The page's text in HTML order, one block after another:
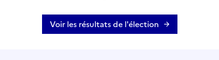
Voir les résultats de l'élection